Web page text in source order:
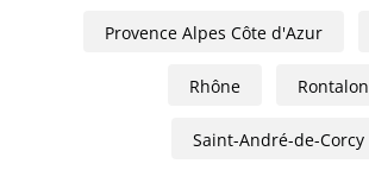
Provence Alpes Côte d'Azur
Rhône Rontalon
Saint-André-de-Corcy